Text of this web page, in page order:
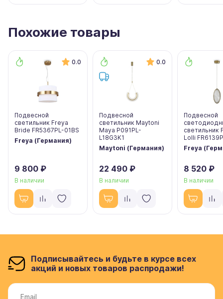
Похожие товары
0.0
Подвесной
светильник Freya
Bride FR5367PL-01BS
Freya (Германия)
9 800 ₽
В наличии
0.0
Подвесной
светильник Maytoni
Maya P091PL-
L18G3K1
Maytoni (Германия)
22 490 ₽
В наличии
Подвесной
светильник
Lolli
Freya
8 520 ₽
В наличии
Подписывайтесь и будьте в курсе всех
акций и новых товаров распродажи!